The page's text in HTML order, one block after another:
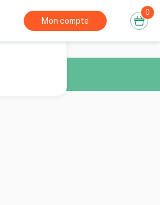
Réservation consultation gratuite
Mon compte
0